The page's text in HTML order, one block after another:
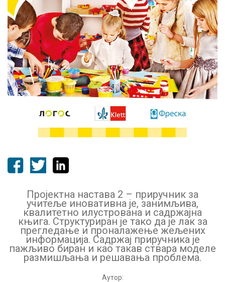
Пројектна настава 2 – приручник за
учитеље иновативна је, занимљива,
квалитетно илустрована и садржајна
књига. Структуриран је тако да је лак за
прегледање и проналажење жељених
информација. Садржај приручника је
пажљиво биран и као такав ствара моделе
размишљања и решавања проблема.
Аутор: